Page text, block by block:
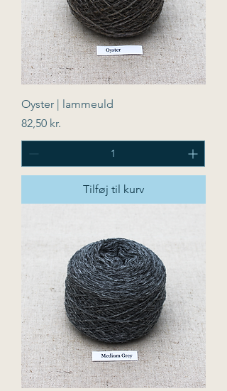
Oyster | lammeuld
Pris
82,50 kr.
Tilføj til kurv